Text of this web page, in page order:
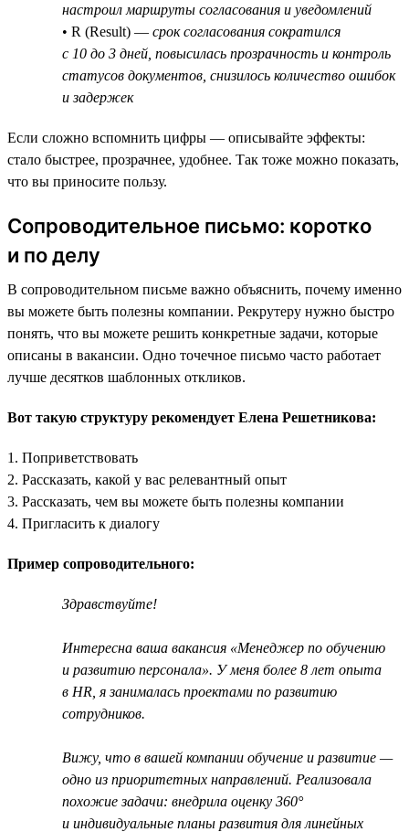
настроил маршруты согласования и уведомлений
• R (Result) — срок согласования сократился
с 10 до 3 дней, повысилась прозрачность и контроль
статусов документов, снизилось количество ошибок
и задержек
Если сложно вспомнить цифры — описывайте эффекты:
стало быстрее, прозрачнее, удобнее. Так тоже можно показать,
что вы приносите пользу.
Сопроводительное письмо: коротко
и по делу
В сопроводительном письме важно объяснить, почему именно
вы можете быть полезны компании. Рекрутеру нужно быстро
понять, что вы можете решить конкретные задачи, которые
описаны в вакансии. Одно точечное письмо часто работает
лучше десятков шаблонных откликов.
Вот такую структуру рекомендует Елена Решетникова:
1. Поприветствовать
2. Рассказать, какой у вас релевантный опыт
3. Рассказать, чем вы можете быть полезны компании
4. Пригласить к диалогу
Пример сопроводительного:
Здравствуйте!
Интересна ваша вакансия «Менеджер по обучению
и развитию персонала». У меня более 8 лет опыта
в HR, я занималась проектами по развитию
сотрудников.
Вижу, что в вашей компании обучение и развитие —
одно из приоритетных направлений. Реализовала
похожие задачи: внедрила оценку 360°
и индивидуальные планы развития для линейных